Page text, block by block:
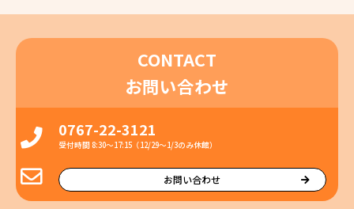
CONTACT
お問い合わせ
0767-22-3121
受付時間 8:30〜17:15（12/29〜1/3のみ休館）
お問い合わせ